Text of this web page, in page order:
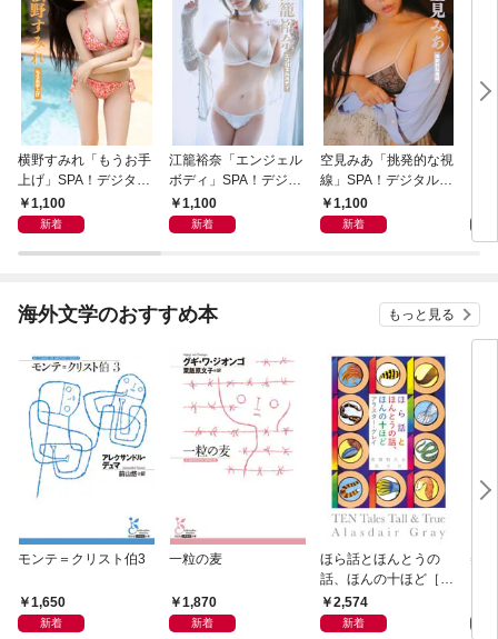
横野すみれ「もうお手
上げ」SPA！デジタル
写真集
1,100
新着
江籠裕奈「エンジェル
ボディ」SPA！デジタ
ル写真集
1,100
新着
空見みあ「挑発的な視
線」SPA！デジタル写
真集1,100
新着
の
海外文学のおすすめ本 もっと見る
モンテ＝クリスト伯3
1,650
新着
一粒の麦
1,870
新着
ほら話とほんとうの
話、ほんの十ほど［新
装版］
2,574
新着
美